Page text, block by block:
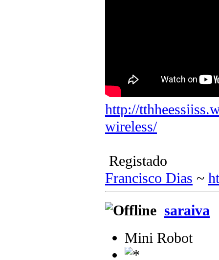
http://
wireless/
Registado
Francisco Dias ~
saraiva
Mini Robot